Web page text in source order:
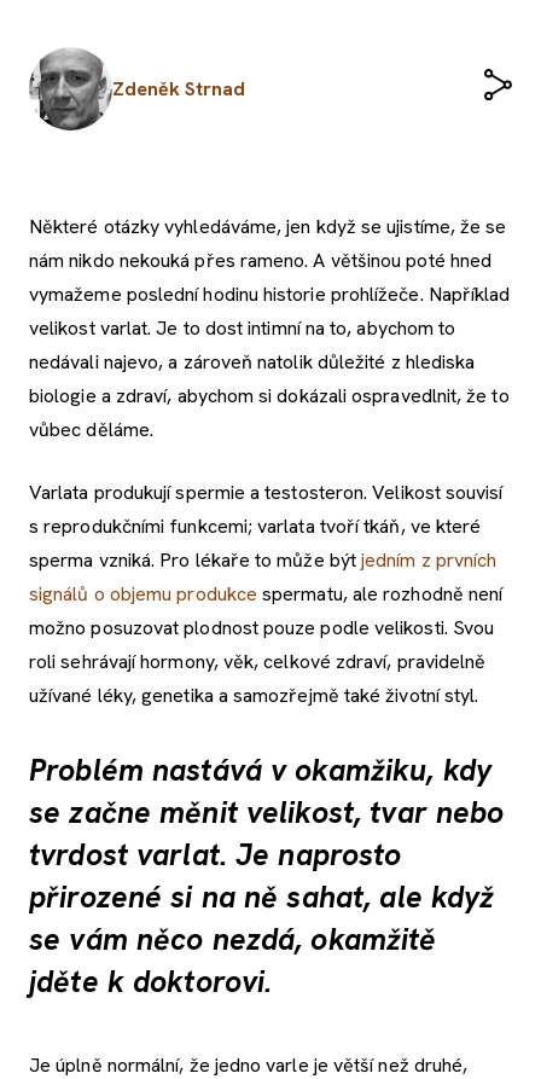
Zdeněk Strnad
Některé otázky vyhledáváme, jen když se ujistíme, že se
nám nikdo nekouká přes rameno. A většinou poté hned
vymažeme poslední hodinu historie prohlížeče. Například
velikost varlat. Je to dost intimní na to, abychom to
nedávali najevo, a zároveň natolik důležité z hlediska
biologie a zdraví, abychom si dokázali ospravedlnit, že to
vůbec děláme.
Varlata produkují spermie a testosteron. Velikost souvisí
s reprodukčními funkcemi; varlata tvoří tkáň, ve které
sperma vzniká. Pro lékaře to může býtjedním z prvních
signálů o objemu produkce spermatu, ale rozhodně není
možno posuzovat plodnost pouze podle velikosti. Svou
roli sehrávají hormony, věk, celkové zdraví, pravidelně
užívané léky, genetika a samozřejmě také životní styl.
Problém nastává v okamžiku, kdy
se začne měnit velikost, tvar nebo
tvrdost varlat. Je naprosto
přirozené si na ně sahat, ale když
se vám něco nezdá, okamžitě
jděte k doktorovi.
Je úplně normální, že jedno varle je větší než druhé,